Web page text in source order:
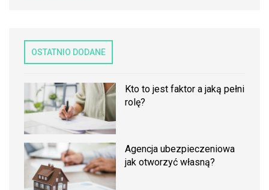
OSTATNIO DODANE
Kto to jest faktor a jaką pełni
rolę?
Agencja ubezpieczeniowa
jak otworzyć własną?